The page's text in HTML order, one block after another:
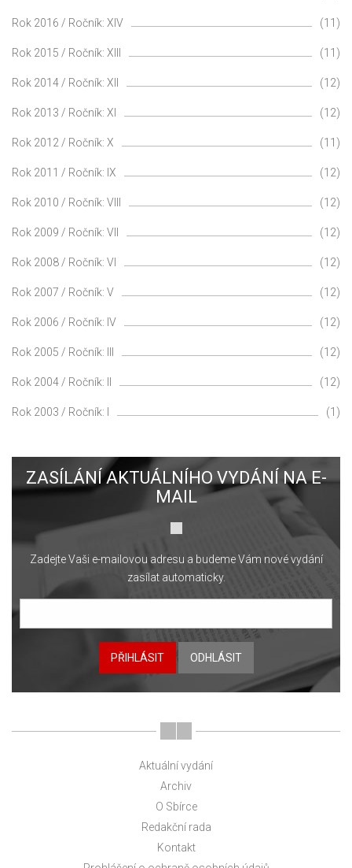
Rok 2016 / Ročník: XIV (11)
Rok 2015 / Ročník: XIII (11)
Rok 2014 / Ročník: XII (12)
Rok 2013 / Ročník: XI (12)
Rok 2012 / Ročník: X (11)
Rok 2011 / Ročník: IX (12)
Rok 2010 / Ročník: VIII (12)
Rok 2009 / Ročník: VII (12)
Rok 2008 / Ročník: VI (12)
Rok 2007 / Ročník: V (12)
Rok 2006 / Ročník: IV (12)
Rok 2005 / Ročník: III (12)
Rok 2004 / Ročník: II (12)
Rok 2003 / Ročník: I (1)
ZASÍLÁNÍ AKTUÁLNÍHO VYDÁNÍ NA E-
MAIL
Zadejte Vaši e-mailovou adresu a budeme Vám nové vydání
zasílat automaticky.
PŘIHLÁSIT ODHLÁSIT
Aktuální vydání
Archiv
O Sbírce
Redakční rada
Kontakt